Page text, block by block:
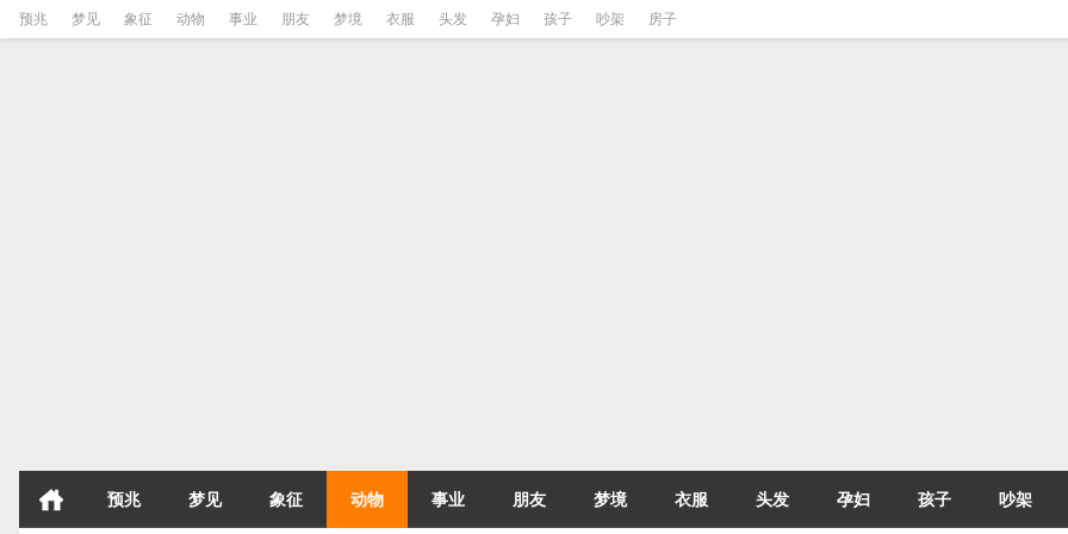
预兆 梦见 象征 动物 事业 朋友 梦境 衣服 头发 孕妇 孩子 吵架 房子
预兆 梦见 象征 动物 事业 朋友 梦境 衣服 头发 孕妇 孩子 吵架